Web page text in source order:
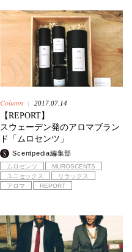
Column 2017.07.14
【REPORT】
スウェーデン発のアロマブラン
ド「ムロセンツ」
Scentpedia編集部
ムロセンツ
MUROSCENTS
ユニセックス
リラックス
アロマ
REPORT